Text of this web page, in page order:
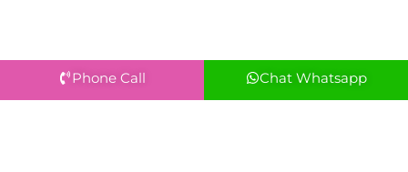
Phone Call Chat Whatsapp